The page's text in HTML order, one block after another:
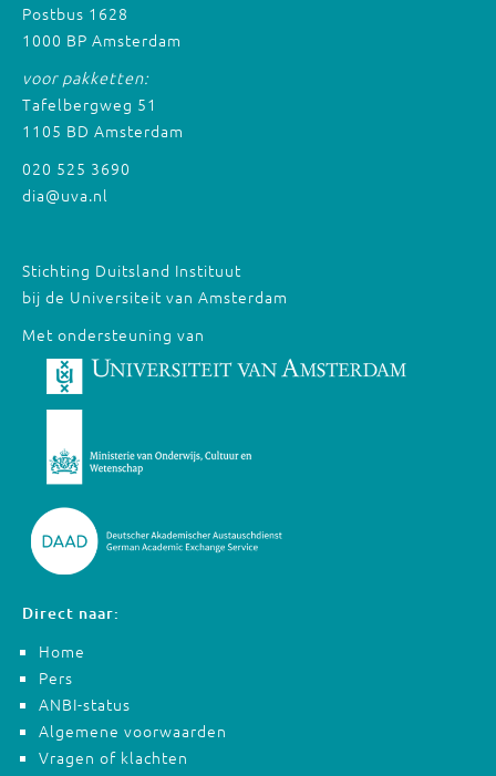
Postbus 1628
1000 BP Amsterdam
voor pakketten:
Tafelbergweg 51
1105 BD Amsterdam
020 525 3690
dia@uva.nl
Stichting Duitsland Instituut
bij de Universiteit van Amsterdam
Met ondersteuning van
Direct naar:
Home
Pers
ANBI-status
Algemene voorwaarden
Vragen of klachten